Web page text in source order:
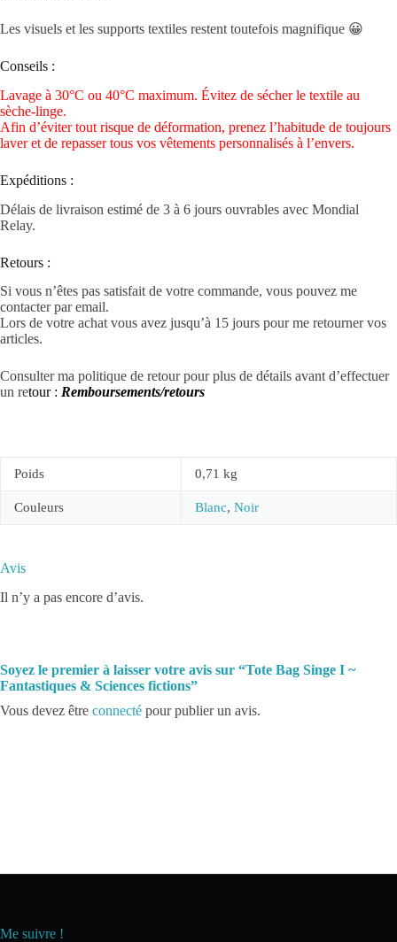
Les visuels et les supports textiles restent toutefois magnifique 😀
Conseils :
Lavage à 30°C ou 40°C maximum. Évitez de sécher le textile au
sèche-linge.
Afin d’éviter tout risque de déformation, prenez l’habitude de toujours
laver et de repasser tous vos vêtements personnalisés à l’envers.
Expéditions :
Délais de livraison estimé de 3 à 6 jours ouvrables avec Mondial
Relay.
Retours :
Si vous n’êtes pas satisfait de votre commande, vous pouvez me
contacter par email.
Lors de votre achat vous avez jusqu’à 15 jours pour me retourner vos
articles.
Consulter ma politique de retour pour plus de détails avant d’effectuer
un retour : Remboursements/retours
Poids 0,71 kg
Couleurs Blanc, Noir
Avis
Il n’y a pas encore d’avis.
Soyez le premier à laisser votre avis sur “Tote Bag Singe I ~
Fantastiques & Sciences fictions”
Vous devez être connecté pour publier un avis.
Me suivre !